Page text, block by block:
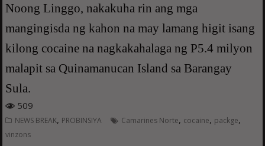
Noong Linggo, nakakuha rin ang mga
mangingisda ng kahon na may lamang higit isang
kilong cocaine na nagkakahalaga ng P5.4 milyon
malapit sa Quinamanucan Island sa Barangay
Sula.
509
NEWS BREAK, PROBINSIYA Camarines Norte, cocaine, packge,
vinzons